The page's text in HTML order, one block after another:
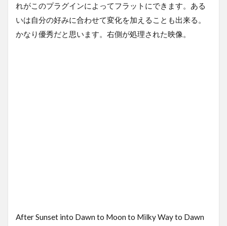
れがこのプラグインによってフラットにできます。ある
いは自分の好みに合わせて変化を加えることも出来る。
かなり優秀だと思います。右側が処理された映像。
After Sunset into Dawn to Moon to Milky Way to Dawn